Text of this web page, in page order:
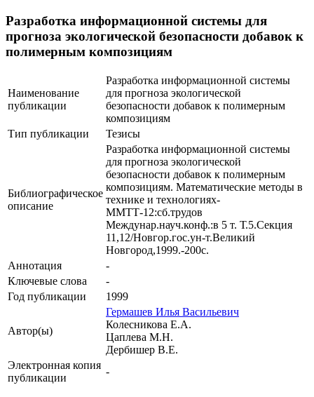
Разработка информационной системы для
прогноза экологической безопасности добавок к
полимерным композициям
Наименование
публикации
Разработка информационной системы
для прогноза экологической
безопасности добавок к полимерным
композициям
Тип публикации
Тезисы
Библиографическое
описание
Разработка информационной системы
для прогноза экологической
безопасности добавок к полимерным
композициям. Математические методы в
технике и технологиях-
ММТТ-12:сб.трудов
Междунар.науч.конф.:в 5 т. Т.5.Секция
11,12/Новгор.гос.ун-т.Великий
Новгород,1999.-200с.
Аннотация
-
Ключевые cлова
-
Год публикации
1999
Автор(ы)
Гермашев Илья Васильевич
Колесникова Е.А.
Цаплева М.Н.
Дербишер В.Е.
Электронная копия
публикации
-